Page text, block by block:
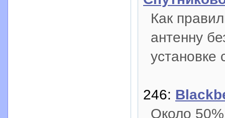
Как
антенну
установке
246:
Около